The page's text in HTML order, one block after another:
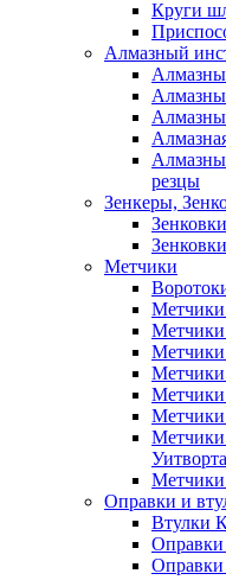
Круги
Алмазный
резцы
Зенкеры,
Метчики
Метчики
Метчики
Метчики
Метчики
Метчики
Уитворта
Метчики
Оправки и
Втулки
Оправки
Оправки